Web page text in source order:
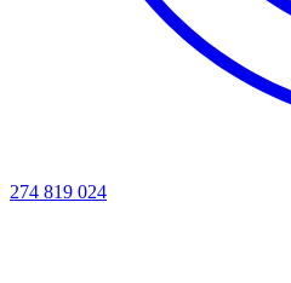
274 819 024